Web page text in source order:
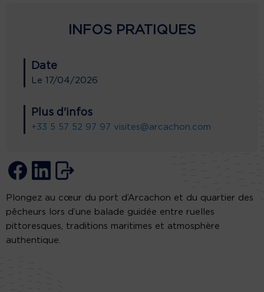
INFOS PRATIQUES
Date
Le 17/04/2026
Plus d'infos
+33 5 57 52 97 97 visites@arcachon.com
Plongez au cœur du port d’Arcachon et du quartier des
pêcheurs lors d’une balade guidée entre ruelles
pittoresques, traditions maritimes et atmosphère
authentique.